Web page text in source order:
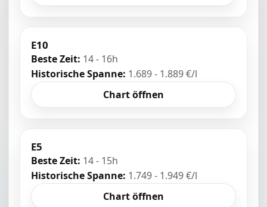
E10
Beste Zeit: 14 - 16h
Historische Spanne: 1.689 - 1.889 €/l
Chart öffnen
E5
Beste Zeit: 14 - 15h
Historische Spanne: 1.749 - 1.949 €/l
Chart öffnen